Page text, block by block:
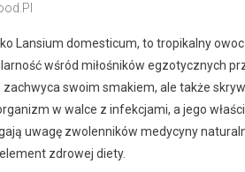
Lansium domesticum, to tropikalny
wśród miłośników egzotycznych
swoim smakiem, ale także
w walce z infekcjami, a jego
uwagę zwolenników medycyny
zdrowej diety.